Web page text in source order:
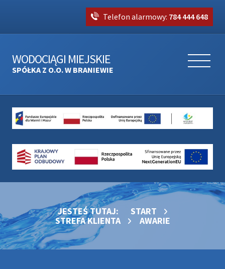
Telefon alarmowy: 784 444 648
WODOCIĄGI MIEJSKIE
SPÓŁKA Z O.O. W BRANIEWIE
JESTEŚ TUTAJ:
START
STREFA KLIENTA
AWARIE